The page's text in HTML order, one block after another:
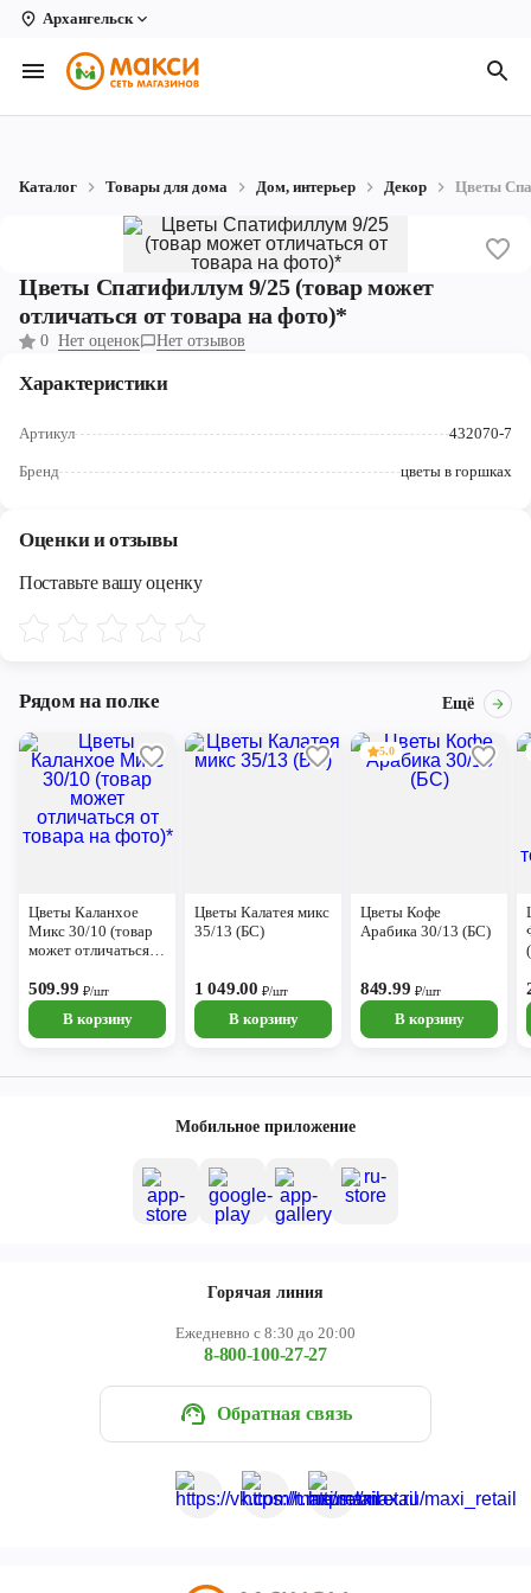
Архангельск
Вологда
Архангельск
Коряжма
Котлас
Новодвинск
Рыбинск
Череповец
Ярославль
Каталог Товары для дома Дом, интерьер Декор Цветы
Цветы Спатифиллум 9/25 (товар может
отличаться от товара на фото)*
0 Нет оценок Нет отзывов
Характеристики
Артикул 432070-7
Бренд цветы в горшках
Оценки и отзывы
Поставьте вашу оценку
Рядом на полке Ещё
Цветы Каланхое
Микс 30/10 (товар
может отличаться
509.99 ₽/шт
В корзину
Цветы Калатея микс
35/13 (БС)
1 049.00₽/шт
В корзину
5.0
Цветы Кофе
Арабика 30/13 (БС)
849.99 ₽/шт
В корзину
Мобильное приложение
Горячая линия
Ежедневно с 8:30 до 20:00
8-800-100-27-27
Обратная связь